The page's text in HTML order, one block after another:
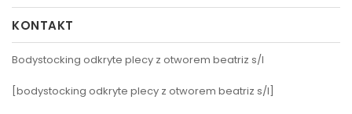
KONTAKT
Bodystocking odkryte plecy z otworem beatriz s/l
[bodystocking odkryte plecy z otworem beatriz s/l]